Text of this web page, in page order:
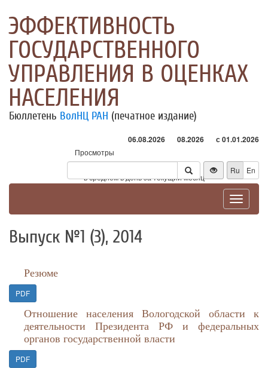
ЭФФЕКТИВНОСТЬ
ГОСУДАРСТВЕННОГО
УПРАВЛЕНИЯ В ОЦЕНКАХ
НАСЕЛЕНИЯ
Бюллетень ВолНЦ РАН (печатное издание)
06.08.2026 08.2026 с 01.01.2026
Просмотры
Посетители
* - в среднем в день за текущий месяц
Ru En
Toggle
Выпуск №1 (3), 2014
Резюме
PDF
Отношение населения Вологодской области к
деятельности Президента РФ и федеральных
органов государственной власти
PDF